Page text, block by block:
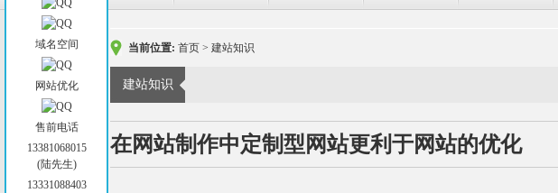
当前位置: 首页 > 建站知识
建站知识
在网站制作中定制型网站更利于网站的优化
域名空间
网站优化
售前电话
13381068015
(陆先生)
13331088403